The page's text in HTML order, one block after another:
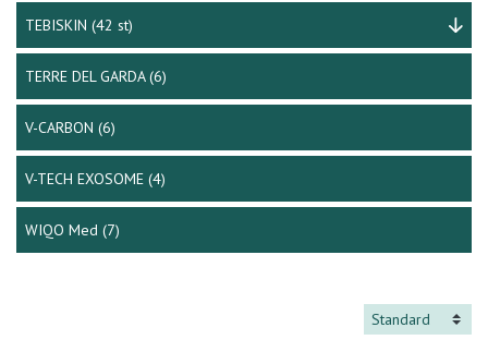
TEBISKIN (42 st)
TERRE DEL GARDA(6)
V-CARBON(6)
V-TECH EXOSOME(4)
WIQO Med(7)